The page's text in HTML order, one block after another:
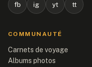
fb ig yt tt
COMMUNAUTÉ
Carnets de voyage
Albums photos